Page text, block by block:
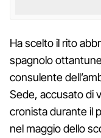
Ha scelto il rito
spagnolo
consulente
Sede, accusato di
cronista durante il
nel maggio dello